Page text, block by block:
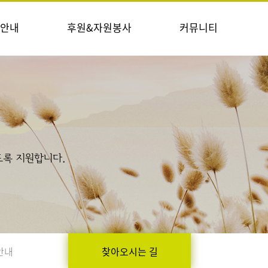
내 후원&자원봉사 커뮤니티
지원합니다.
내 찾아오시는 길